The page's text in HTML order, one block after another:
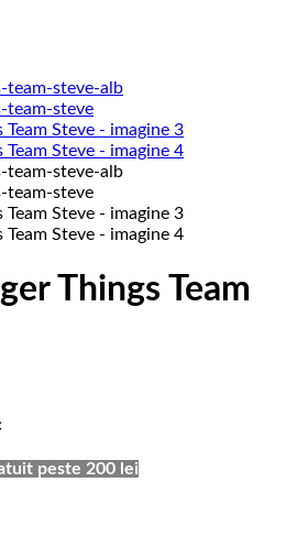
Things Team
lei
peste 200 lei